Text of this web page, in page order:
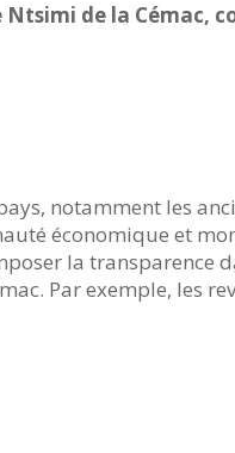
de la Cémac,
notamment les
économique et
la transparence
Par exemple, les